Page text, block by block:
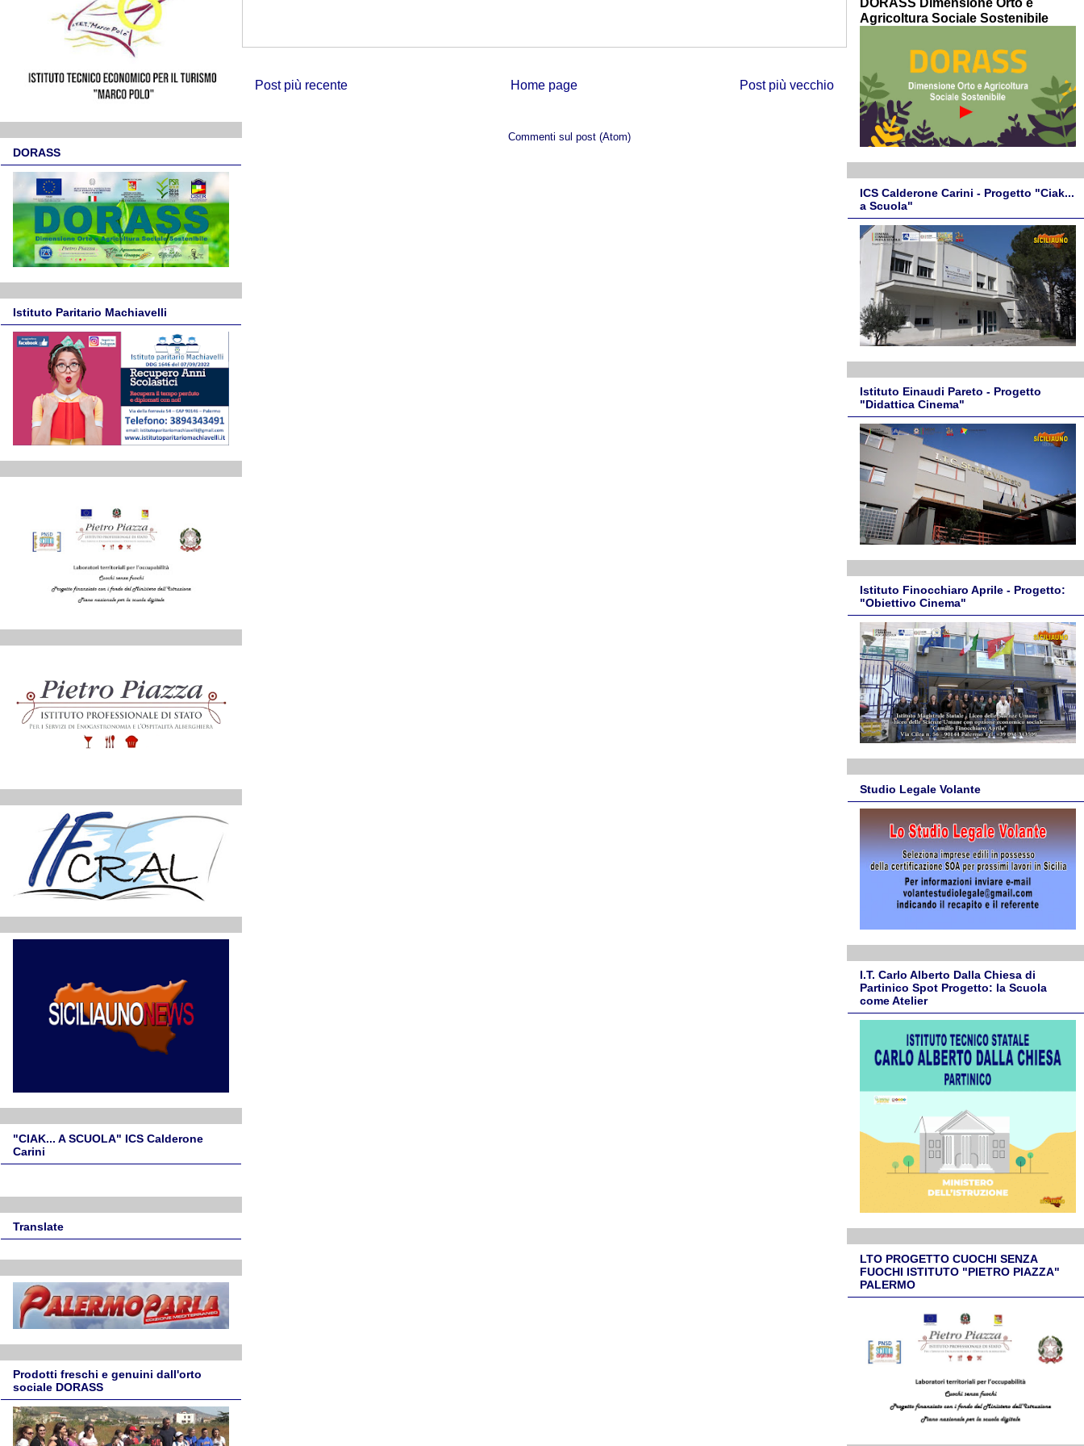
Post più recente Post più vecchio
Home page
Commenti sul post (Atom)
DORASS
Istituto Paritario Machiavelli
"CIAK... A SCUOLA" ICS Calderone
Carini
Translate
Prodotti freschi e genuini dall'orto
sociale DORASS
Agricoltura Sociale Sostenibile
ICS Calderone Carini - Progetto "Ciak...
a Scuola"
Istituto Einaudi Pareto - Progetto
"Didattica Cinema"
Istituto Finocchiaro Aprile - Progetto:
"Obiettivo Cinema"
Studio Legale Volante
I.T. Carlo Alberto Dalla Chiesa di
Partinico Spot Progetto: la Scuola
come Atelier
LTO PROGETTO CUOCHI SENZA
FUOCHI ISTITUTO "PIETRO PIAZZA"
PALERMO